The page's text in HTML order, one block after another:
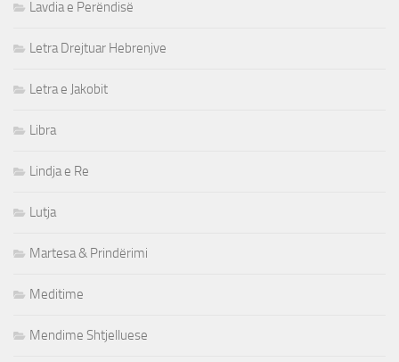
Lavdia e Perëndisë
Letra Drejtuar Hebrenjve
Letra e Jakobit
Libra
Lindja e Re
Lutja
Martesa & Prindërimi
Meditime
Mendime Shtjelluese